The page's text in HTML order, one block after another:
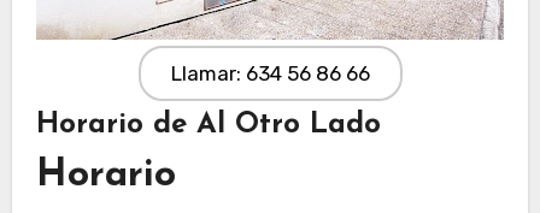
Llamar: 634 56 86 66
Horario de Al Otro Lado
Horario